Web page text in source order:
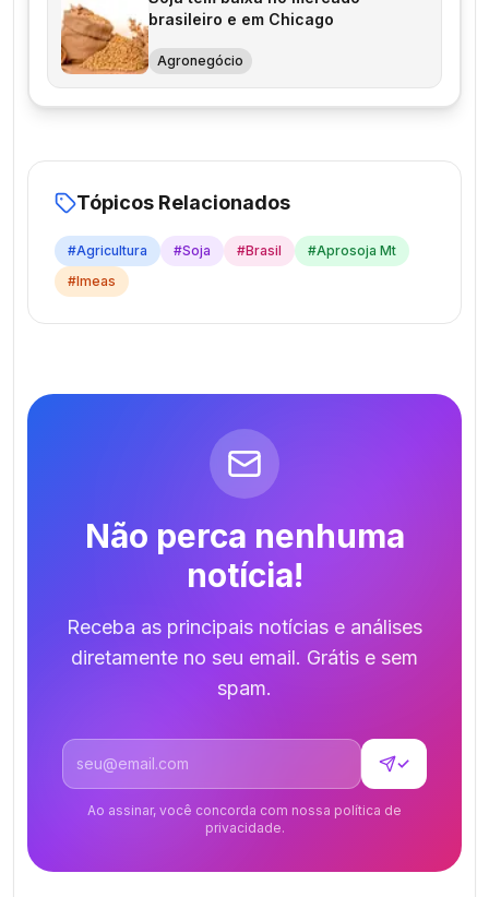
brasileiro e em Chicago
Agronegócio
Tópicos Relacionados
#Agricultura #Soja #Brasil #Aprosoja Mt
#Imeas
Não perca nenhuma
notícia!
Receba as principais notícias e análises
diretamente no seu email. Grátis e sem
spam.
Endereço de email
✓
Ao assinar, você concorda com nossa política de
privacidade.